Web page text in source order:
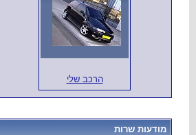
הרכב שלי
מודעות שרות